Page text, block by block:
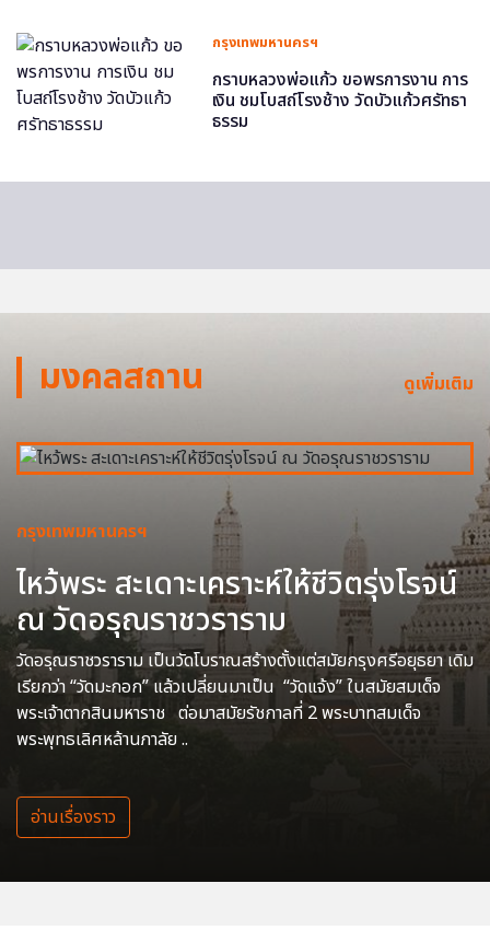
กรุงเทพมหานครฯ
กราบหลวงพ่อแก้ว ขอพรการงาน การ
เงิน ชมโบสถ์โรงช้าง วัดบัวแก้วศรัทธา
ธรรม
มงคลสถาน ดูเพิ่มเติม
กรุงเทพมหานครฯ
ไหว้พระ สะเดาะเคราะห์ให้ชีวิตรุ่งโรจน์
ณ วัดอรุณราชวราราม
วัดอรุณราชวราราม เป็นวัดโบราณสร้างตั้งแต่สมัยกรุงศรีอยุธยา เดิม
เรียกว่า “วัดมะกอก” แล้วเปลี่ยนมาเป็น “วัดแจ้ง” ในสมัยสมเด็จ
พระเจ้าตากสินมหาราช ต่อมาสมัยรัชกาลที่ 2 พระบาทสมเด็จ
พระพุทธเลิศหล้านภาลัย ..
อ่านเรื่องราว